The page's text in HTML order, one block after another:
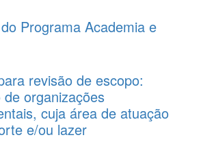
Programa Academia e
revisão de escopo:
organizações
cuja área de atuação
e/ou lazer